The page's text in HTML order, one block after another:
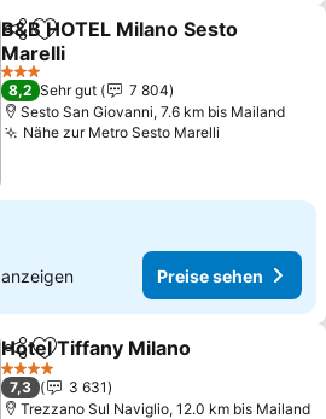
TeilenZu Favoriten hinzufügen
B&B HOTEL Milano Sesto
Marelli
Preise sehen
3 Sterne
8,2 Sehr gut
7 804
Sesto San Giovanni, 7.6 km bis Mailand
Nähe zur Metro Sesto Marelli
anzeigen Preise sehen
TeilenZu Favoriten hinzufügen
Hotel Tiffany Milano
4 Sterne
7,3
3 631
Trezzano Sul Naviglio, 12.0 km bis Mailand